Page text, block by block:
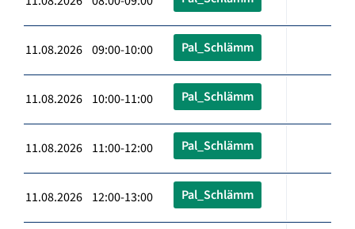
11.08.2026 09:00-10:00 Pal_Schlämm
11.08.2026 10:00-11:00 Pal_Schlämm
11.08.2026 11:00-12:00 Pal_Schlämm
11.08.2026 12:00-13:00 Pal_Schlämm